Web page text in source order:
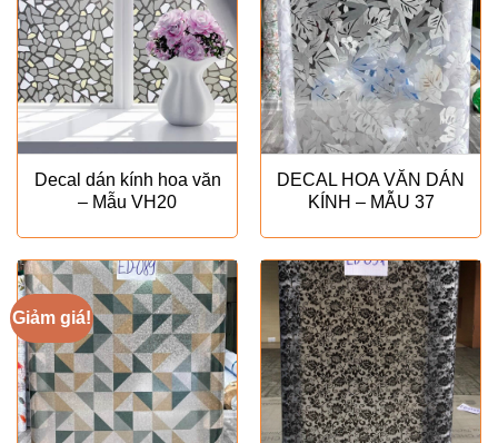
Decal dán kính hoa văn
– Mẫu VH20
DECAL HOA VĂN DÁN
KÍNH – MẪU 37
Giảm giá!